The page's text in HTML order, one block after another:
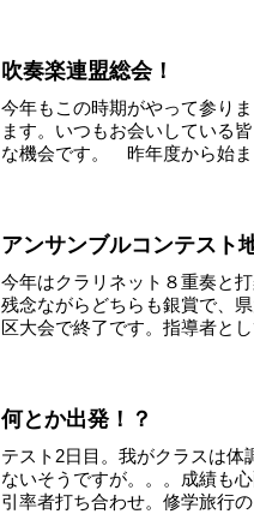
吹奏楽連盟総会！
今年もこの時期がやって参り
ます。いつもお会いしている
な機会です。 昨年度から始
アンサンブルコンテスト
今年はクラリネット８重奏と
残念ながらどちらも銀賞で、
区大会で終了です。指導者と
何とか出発！？
テスト2日目。我がクラスは体
ないそうですが。。。成績も
引率者打ち合わせ。修学旅行